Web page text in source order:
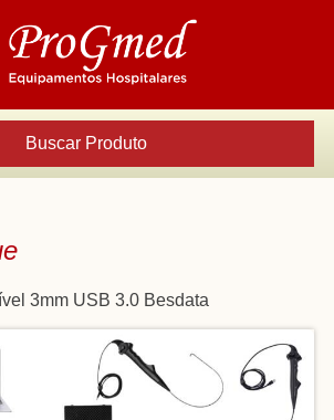
Buscar Produto
3mm USB 3.0 Besdata